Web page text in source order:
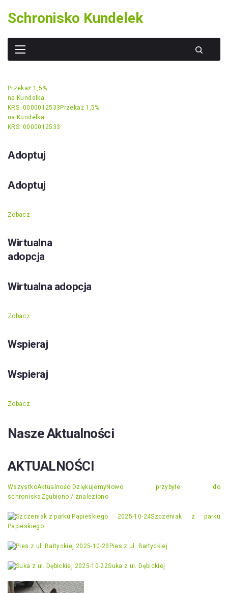
content
Schronisko Kundelek
Przekaż 1,5%
na Kundelka
KRS: 0000012533 Przekaż 1,5%
na Kundelka
KRS: 0000012533
Adoptuj
Adoptuj
Zobacz
Wirtualna
adopcja
Wirtualna adopcja
Zobacz
Wspieraj
Wspieraj
Zobacz
Nasze Aktualności
AKTUALNOŚCI
WszystkoAktualności DziękujemyNowo przybyłe do
schroniska Zgubiono / znaleziono
2025-10-24Szczeniak z parku
Papieskiego
2025-10-23 Pies z ul. Bałtyckiej
2025-10-22Suka z ul. Dębickiej